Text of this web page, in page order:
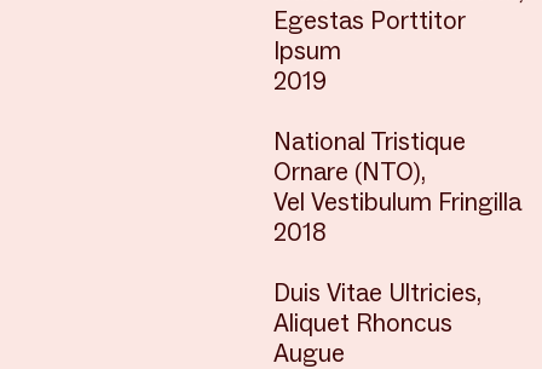
Egestas Porttitor
Ipsum
2019
National Tristique
Ornare (NTO),
Vel Vestibulum Fringilla
2018
Duis Vitae Ultricies,
Aliquet Rhoncus
Augue